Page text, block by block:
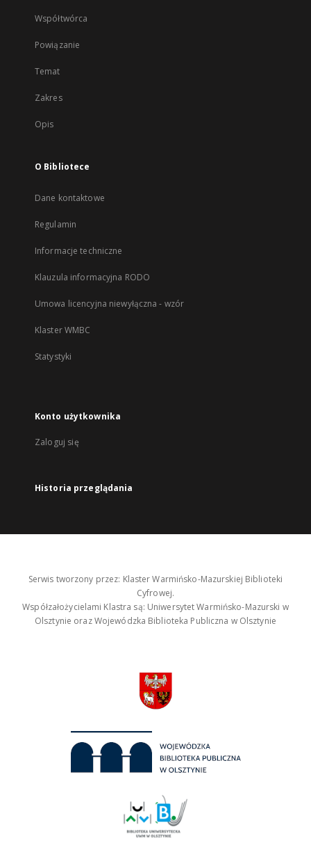
Współtwórca
Powiązanie
Temat
Zakres
Opis
O Bibliotece
Dane kontaktowe
Regulamin
Informacje techniczne
Klauzula informacyjna RODO
Umowa licencyjna niewyłączna - wzór
Klaster WMBC
Statystyki
Konto użytkownika
Zaloguj się
Historia przeglądania
Serwis tworzony przez: Klaster Warmińsko-Mazurskiej Biblioteki
Cyfrowej.
Współzałożycielami Klastra są: Uniwersytet Warmińsko-Mazurski w
Olsztynie oraz Wojewódzka Biblioteka Publiczna w Olsztynie